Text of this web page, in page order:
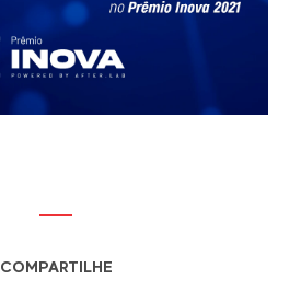
COMPARTILHE